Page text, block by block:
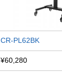
CR-PL62BK
¥60,280